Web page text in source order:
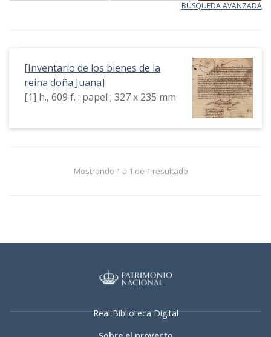
BÚSQUEDA AVANZADA
[Inventario de los bienes de la
reina doña Juana]
[1] h., 609 f. : papel ; 327 x 235 mm
Mostrando 1 a 1 de 1 resultado
Real Biblioteca Digital